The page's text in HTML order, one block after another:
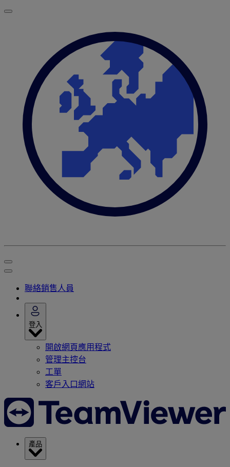
聯絡銷售人員
登入
開啟網頁應用程式
管理主控台
工單
客戶入口網站
產品